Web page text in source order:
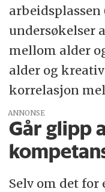
arbeidsplassen
undersøkelser
mellom alder
alder og
korrelasjon
ANNONSE
Går glipp
Selv om det